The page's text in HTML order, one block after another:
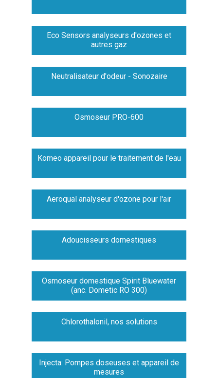
Eco Sensors analyseurs d'ozones et
autres gaz
Neutralisateur d'odeur - Sonozaire
Osmoseur PRO-600
Komeo appareil pour le traitement de l'eau
Aeroqual analyseur d'ozone pour l'air
Adoucisseurs domestiques
Osmoseur domestique Spirit Bluewater
(anc. Dometic RO 300)
Chlorothalonil, nos solutions
Injecta: Pompes doseuses et appareil de
mesures